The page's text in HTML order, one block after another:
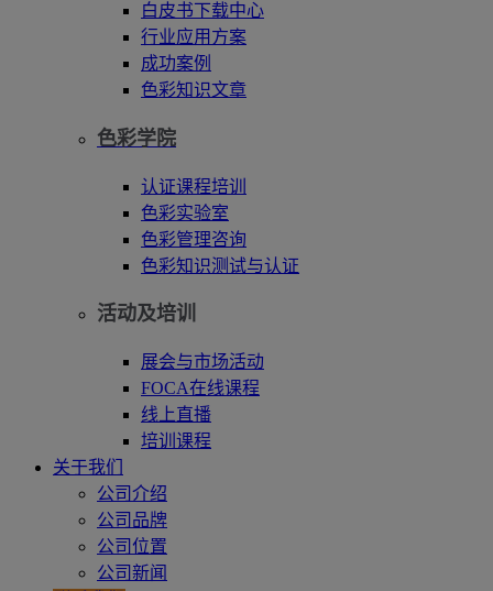
白皮书下载中心
行业应用方案
成功案例
色彩知识文章
色彩学院
认证课程培训
色彩实验室
色彩管理咨询
色彩知识测试与认证
活动及培训
展会与市场活动
FOCA在线课程
线上直播
培训课程
关于我们
公司介绍
公司品牌
公司位置
公司新闻